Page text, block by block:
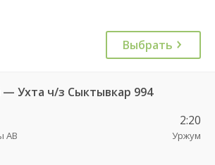
Выбрать
Ухта ч/з Сыктывкар 994
АВ
2:20
Уржум